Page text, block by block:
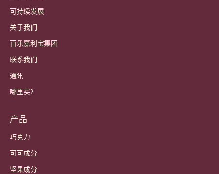
可持续发展
关于我们
百乐嘉利宝集团
联系我们
通讯
哪里买?
产品
巧克力
可可成分
坚果成分